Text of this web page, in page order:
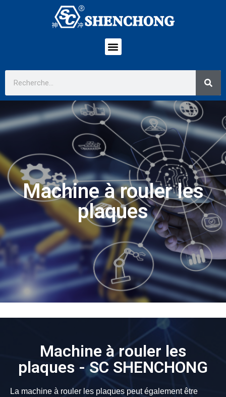
Machine à rouler les
plaques
Machine à rouler les
plaques - SC SHENCHONG
La machine à rouler les plaques peut également être